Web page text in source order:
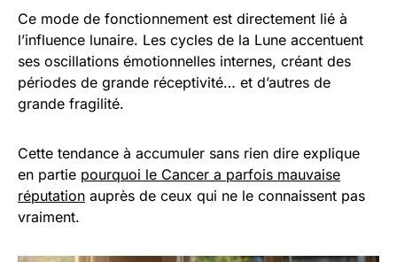
Ce mode de fonctionnement est directement lié à
l’influence lunaire. Les cycles de la Lune accentuent
ses oscillations émotionnelles internes, créant des
périodes de grande réceptivité… et d’autres de
grande fragilité.
Cette tendance à accumuler sans rien dire explique
en partie pourquoi le Cancer a parfois mauvaise
réputation auprès de ceux qui ne le connaissent pas
vraiment.